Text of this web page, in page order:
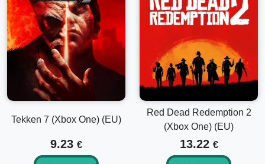
Tekken 7 (Xbox One) (EU)
9.23 €
Red Dead Redemption 2
(Xbox One) (EU)
13.22 €